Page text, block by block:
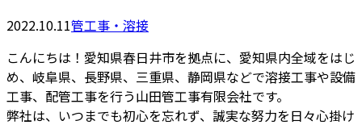
2022.10.11管工事・溶接
こんにちは！愛知県春日井市を拠点に、愛知県内全域をはじ
め、岐阜県、長野県、三重県、静岡県などで溶接工事や設備
工事、配管工事を行う山田管工事有限会社です。
弊社は、いつまでも初心を忘れず、誠実な努力を日々心掛け